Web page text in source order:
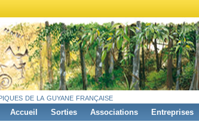
de la guyane française
Accueil Sorties Associations Entreprises